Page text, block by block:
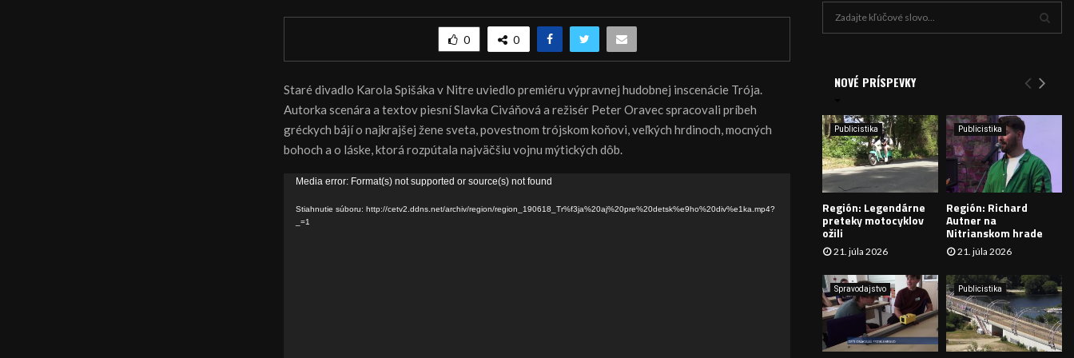
0 0
Staré divadlo Karola Spišáka v Nitre uviedlo premiéru výpravnej hudobnej inscenácie Trója.
Autorka scenára a textov piesní Slavka Civáňová a režisér Peter Oravec spracovali príbeh
gréckych bájí o najkrajšej žene sveta, povestnom trójskom koňovi, veľkých hrdinoch, mocných
bohoch a o láske, ktorá rozpútala najväčšiu vojnu mýtických dôb.
Media error: Format(s) not supported or source(s) not found
Stiahnutie súboru: http://cetv2.ddns.net/archiv/region/region_190618_Tr%f3ja%20aj%20pre%20detsk%e9ho%20div%e1ka.mp4?
_=1
e
:
Y
H
A
Á
V
A
N
NOVÉ PRÍSPEVKY
Publicistika
Región: Legendárne
preteky motocyklov
ožili
21. júla 2026
Publicistika
Región: Richard
Autner na
Nitrianskom hrade
21. júla 2026
Spravodajstvo Publicistika